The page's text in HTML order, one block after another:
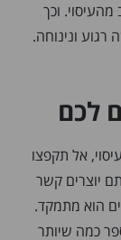
וכך
ונינוחה.
לכם
אל תקפצו
יוצרים קשר
הוא מתמקד.
כמה שיותר